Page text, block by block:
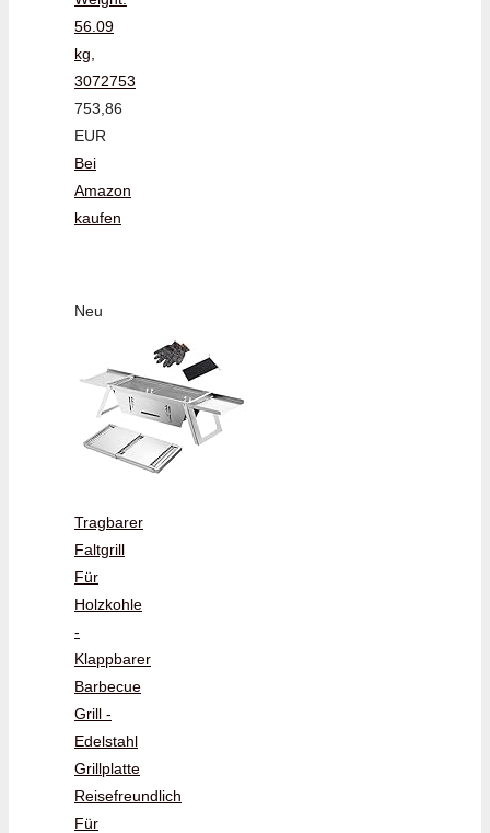
56.09
kg,
3072753
753,86
EUR
Bei
Amazon
kaufen
Neu
Tragbarer
Faltgrill
Für
Holzkohle
-
Klappbarer
Barbecue
Grill -
Edelstahl
Grillplatte
Reisefreundlich
Für